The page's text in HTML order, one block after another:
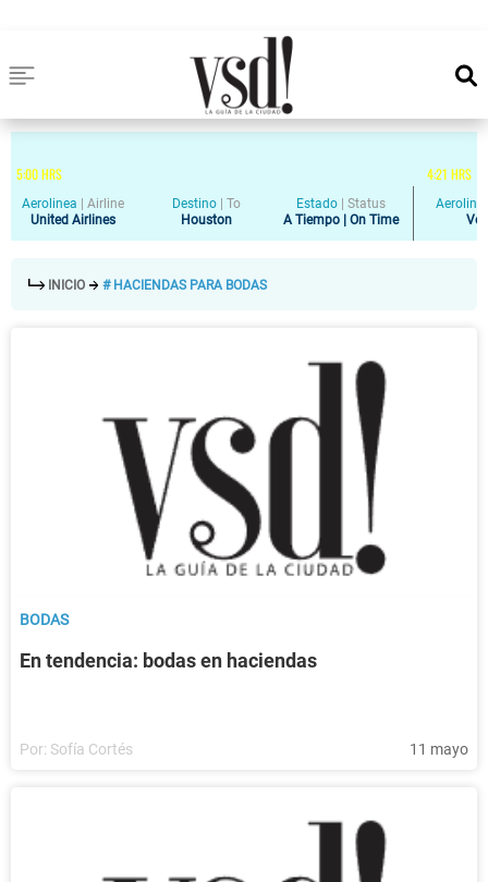
5:00HRS 4:21 HRS
Aerolinea
Airline
United Airlines
Destino
To
Houston
Estado
Status
A Tiempo | On Time
INICIO # HACIENDAS PARA BODAS
BODAS
En tendencia: bodas en haciendas
Por: Sofía Cortés 11 mayo